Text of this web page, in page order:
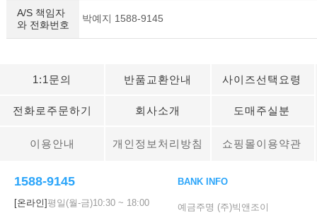
A/S 책임자
와 전화번호
박예지 1588-9145
1:1문의 반품교환안내 사이즈선택요령
전화로주문하기 회사소개 도매주실분
이용안내 개인정보처리방침 쇼핑몰이용약관
1588-9145
[온라인] 평일(월-금)10:30 ~ 18:00
BANK INFO
예금주명 (주)빅앤조이